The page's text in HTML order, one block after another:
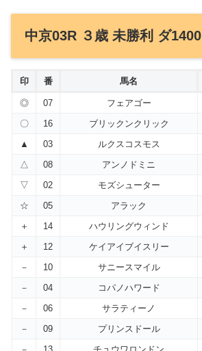
中京03R ３歳 未勝利 ダ1400
印 番 馬名
◎ 07 フェアゴー
〇
16 ブリックンクリック
▲
03 ルクスコスモス
△
08 アンノドミニ
▽
02 モズシューター
☆
05 アラック
＋
14 ハウリングウィンド
＋
12 ケイアイブイスリー
－
10 サニースマイル
－
04 コパノハワード
－
06 サラティーノ
－
09 プリンスドール